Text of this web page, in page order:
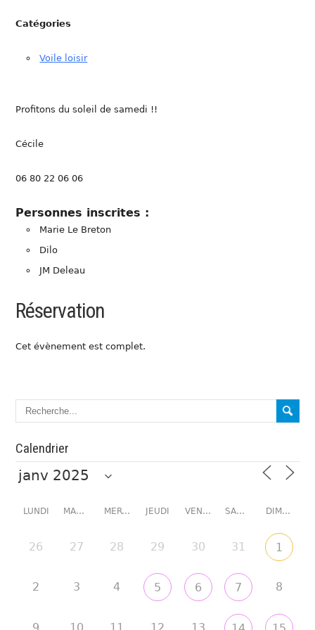
Catégories
Voile loisir
Profitons du soleil de samedi !!
Cécile
06 80 22 06 06
Personnes inscrites :
Marie Le Breton
Dilo
JM Deleau
Réservation
Cet évènement est complet.
Calendrier
LUNDI MARDI MERCREDI JEUDI VENDREDI SAMEDI DIMANCHE
26 27 28 29 30 31 1
2 3 4 5 6 7 8